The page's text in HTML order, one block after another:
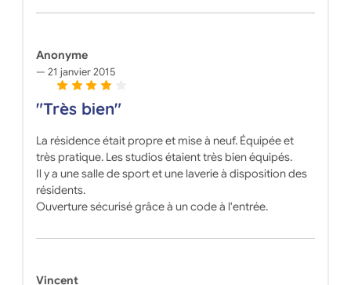
Anonyme
21 janvier 2015
"Très bien"
La résidence était propre et mise à neuf. Équipée et
très pratique. Les studios étaient très bien équipés.
Il y a une salle de sport et une laverie à disposition des
résidents.
Ouverture sécurisé grâce à un code à l'entrée.
Vincent